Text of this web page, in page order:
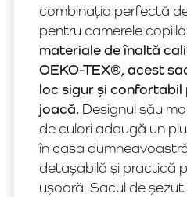
combinația perfectă
pentru camerele
materiale de înaltă
OEKO-TEX®, acest
loc sigur și confortabil
joacă. Designul său
de culori adaugă un
în casa
detașabilă și practică
ușoară. Sacul de